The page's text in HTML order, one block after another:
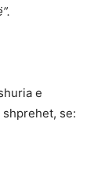
e
se: